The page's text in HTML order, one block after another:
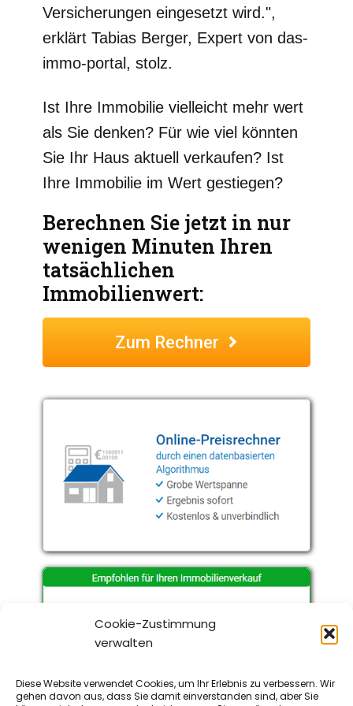
Cookie-Zustimmung
verwalten
Diese Website verwendet Cookies, um Ihr Erlebnis zu verbessern. Wir
gehen davon aus, dass Sie damit einverstanden sind, aber Sie
Versicherungen eingesetzt wird.",
erklärt Tabias Berger, Expert von das-
immo-portal, stolz.
Ist Ihre Immobilie vielleicht mehr wert
als Sie denken? Für wie viel könnten
Sie Ihr Haus aktuell verkaufen? Ist
Ihre Immobilie im Wert gestiegen?
Berechnen Sie jetzt in nur
wenigen Minuten Ihren
tatsächlichen
Immobilienwert:
Zum Rechner